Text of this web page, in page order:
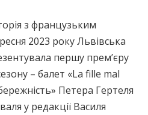
з французьким
2023 року Львівська
першу прем’єру
– балет «La fille mal
Петера Гертеля
у редакції Василя